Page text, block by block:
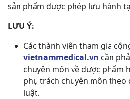
sản phẩm được phép lưu hành
LƯU Ý:
Các thành viên tham gia
vietnammedical.vn cần
chuyên môn về dược phẩm
phụ trách chuyên môn theo
luật.